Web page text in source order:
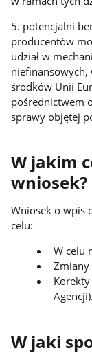
5. potencjalni
producentów
udział w
niefinansowych,
środków Unii
pośrednictwem
sprawy objętej
W jakim
wniosek?
Wniosek o wpis
celu:
W celu
Zmiany
Agencji).
W jaki